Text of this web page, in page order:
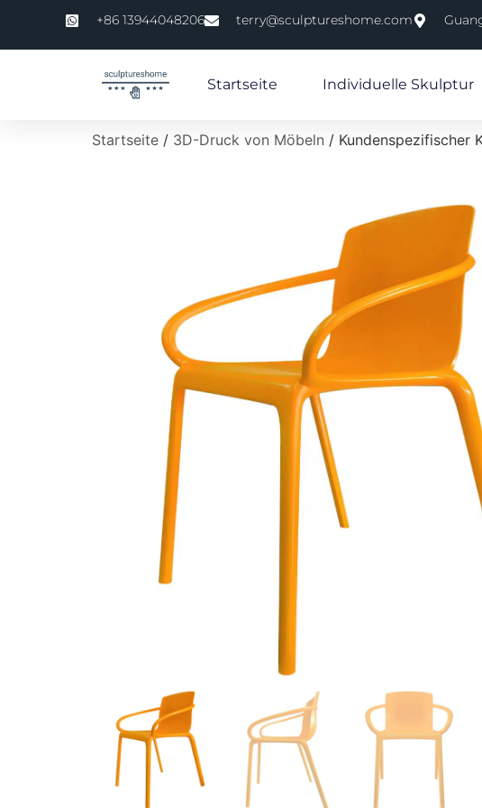
+86 13944048206 terry@sculptureshome.com
Startseite Individuelle Skulptur
Startseite / 3D-Druck von Möbeln / Kundenspezifischer